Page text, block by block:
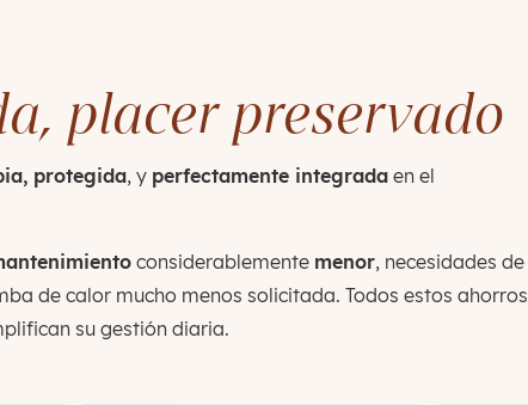
placer preservado
protegida, y perfectamente integrada en el
considerablemente menor, necesidades de
de calor mucho menos solicitada. Todos estos ahorros
su gestión diaria.